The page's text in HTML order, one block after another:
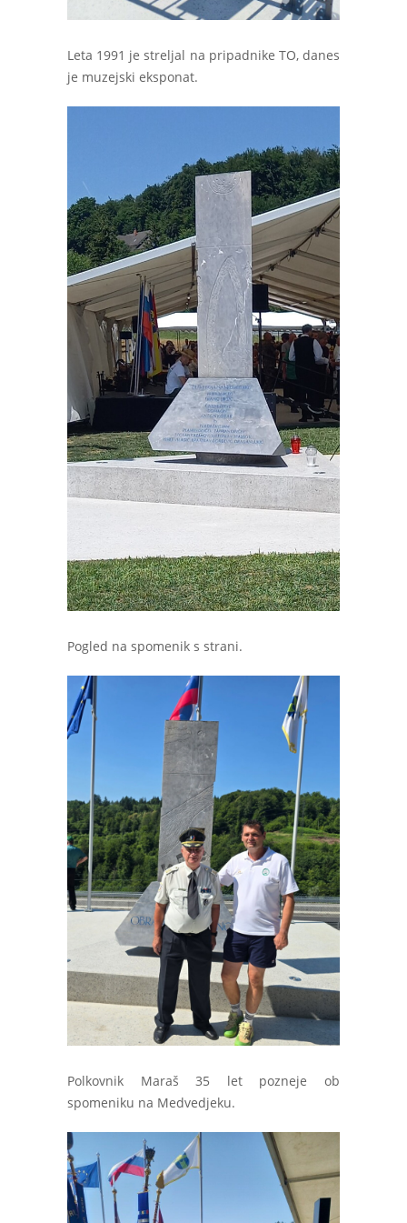
Leta 1991 je streljal na pripadnike TO, danes
je muzejski eksponat.
Pogled na spomenik s strani.
Polkovnik Maraš 35 let pozneje ob
spomeniku na Medvedjeku.